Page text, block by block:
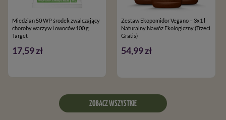
Miedzian 50 WP środek zwalczający
choroby warzyw i owoców 100 g
Target
17,59 zł
Zestaw Ekopomidor Vegano – 3x1 l
Naturalny Nawóz Ekologiczny (Trzeci
Gratis)
54,99 zł
ZOBACZ WSZYSTKIE